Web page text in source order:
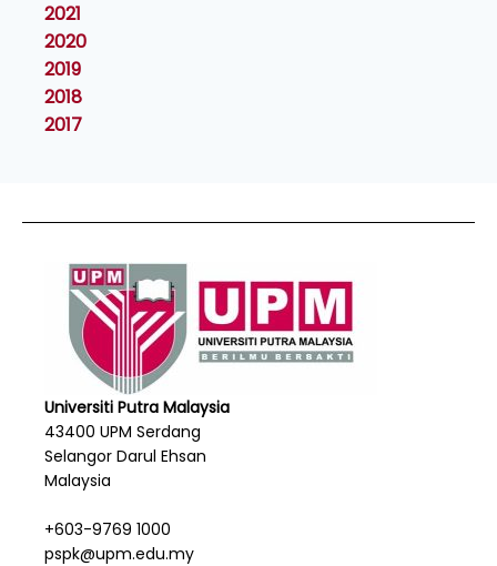
2021
2020
2019
2018
2017
Universiti Putra Malaysia
43400 UPM Serdang
Selangor Darul Ehsan
Malaysia
+603-9769 1000
pspk@upm.edu.my